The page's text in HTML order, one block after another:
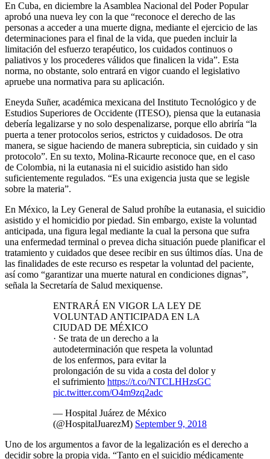
En Cuba, en diciembre la Asamblea Nacional del Poder Popular
aprobó una nueva ley con la que “reconoce el derecho de las
personas a acceder a una muerte digna, mediante el ejercicio de las
determinaciones para el final de la vida, que pueden incluir la
limitación del esfuerzo terapéutico, los cuidados continuos o
paliativos y los procederes válidos que finalicen la vida”. Esta
norma, no obstante, solo entrará en vigor cuando el legislativo
apruebe una normativa para su aplicación.
Eneyda Suñer, académica mexicana del Instituto Tecnológico y de
Estudios Superiores de Occidente (ITESO), piensa que la eutanasia
debería legalizarse y no solo despenalizarse, porque ello abriría “la
puerta a tener protocolos serios, estrictos y cuidadosos. De otra
manera, se sigue haciendo de manera subrepticia, sin cuidado y sin
protocolo”. En su texto, Molina-Ricaurte reconoce que, en el caso
de Colombia, ni la eutanasia ni el suicidio asistido han sido
suficientemente regulados. “Es una exigencia justa que se legisle
sobre la materia”.
En México, la Ley General de Salud prohíbe la eutanasia, el suicidio
asistido y el homicidio por piedad. Sin embargo, existe la voluntad
anticipada, una figura legal mediante la cual la persona que sufra
una enfermedad terminal o prevea dicha situación puede planificar el
tratamiento y cuidados que desee recibir en sus últimos días. Una de
las finalidades de este recurso es respetar la voluntad del paciente,
así como “garantizar una muerte natural en condiciones dignas”,
señala la Secretaría de Salud mexiquense.
ENTRARÁ EN VIGOR LA LEY DE
VOLUNTAD ANTICIPADA EN LA
CIUDAD DE MÉXICO
· Se trata de un derecho a la
autodeterminación que respeta la voluntad
de los enfermos, para evitar la
prolongación de su vida a costa del dolor y
el sufrimiento https://t.co/NTCLHHzsGC
pic.twitter.com/O4m9zq2adc
— Hospital Juárez de México
(@HospitalJuarezM) September 9, 2018
Uno de los argumentos a favor de la legalización es el derecho a
decidir sobre la propia vida. “Tanto en el suicidio médicamente